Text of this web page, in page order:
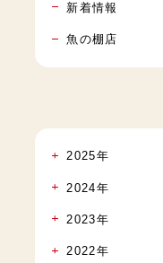
新着情報
魚の棚店
2025年
2024年
2023年
2022年